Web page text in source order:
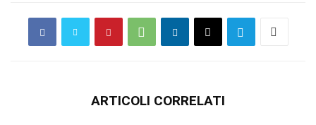
ARTICOLI CORRELATI